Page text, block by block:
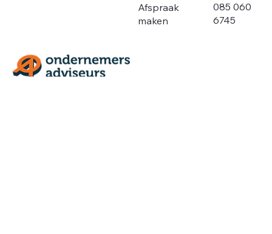
Afspraak
maken
085 060
6745